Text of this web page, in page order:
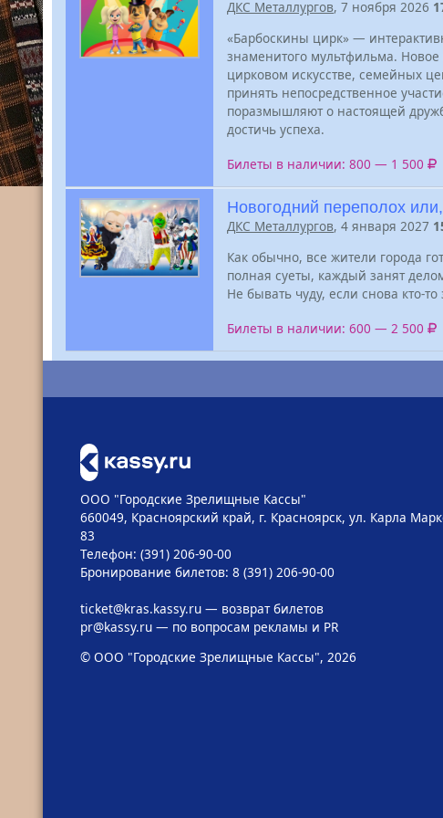
ДКС Металлургов, 7 ноября 2026
«Барбоскины цирк» —
знаменитого мультфильма.
цирковом искусстве, семейных
принять непосредственное
поразмышляют о настоящей
достичь успеха.
Билеты в наличии: 800 — 1 500
Новогодний переполох
ДКС Металлургов, 4 января 2027
Как обычно, все жители города
полная суеты, каждый занят
Не бывать чуду, если снова кто-
Билеты в наличии: 600 — 2 500
ООО "Городские Зрелищные Кассы"
660049, Красноярский край, г. Красноярск, ул. Карла
83
Телефон: (391) 206-90-00
Бронирование билетов: 8 (391) 206-90-00
ticket@kras.kassy.ru— возврат билетов
pr@kassy.ru— по вопросам рекламы и PR
© ООО "Городские Зрелищные Кассы", 2026